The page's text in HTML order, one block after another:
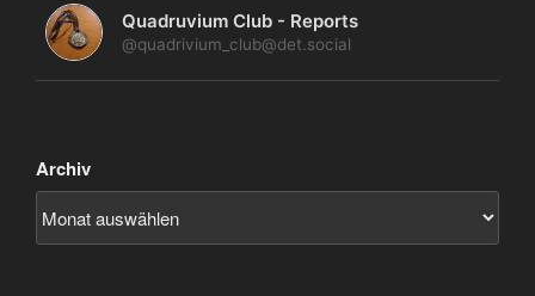
Quadruvium Club - Reports
@quadrivium_club@det.social
Archiv